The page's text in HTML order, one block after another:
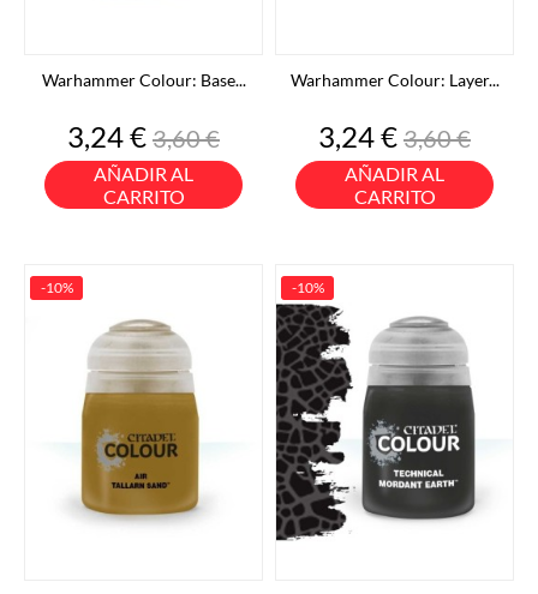
Warhammer Colour: Base...
Precio
3,24 €Precio
base
3,60 €
AÑADIR AL
CARRITO
Warhammer Colour: Layer...
Precio
3,24 €Precio
base
3,60 €
AÑADIR AL
CARRITO
-10% -10%